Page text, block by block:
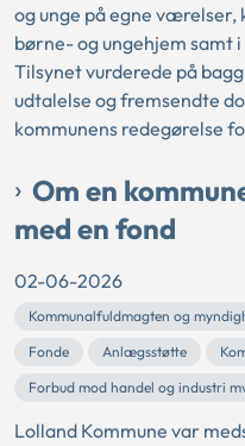
og unge på egne
børne- og ungehjem samt
Tilsynet vurderede på
udtalelse og fremsendte
kommunens redegørelse
Om en
med en fond
02-06-2026
Kommunalfuldmagten og
Fonde
Anlægsstøtte
Forbud mod handel og industri
Lolland Kommune var